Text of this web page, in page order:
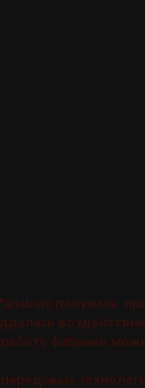
получила
фабрики